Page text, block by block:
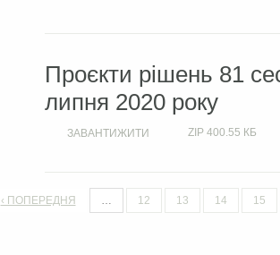
Проєкти рішень 81
липня 2020 року
ЗАВАНТИЖИТИ ZIP 400.55 КБ
‹ ПОПЕРЕДНЯ … 12 13 14 15